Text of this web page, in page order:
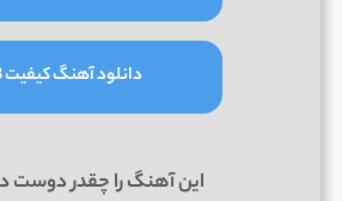
دانلود آهنگ کیفیت 128
این آهنگ را چقدر دوست